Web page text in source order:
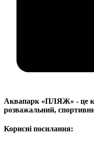
Аквапарк «ПЛЯЖ» - це
розважальний,
Корисні посилання: